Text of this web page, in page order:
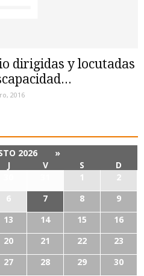
dirigidas y locutadas
2016
2026
»
J V S
D
1
2
6 7 8
9
13 14 15
16
20 21 22
23
27 28 29
30